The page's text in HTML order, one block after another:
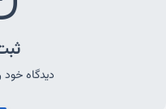
دیدگاه خود